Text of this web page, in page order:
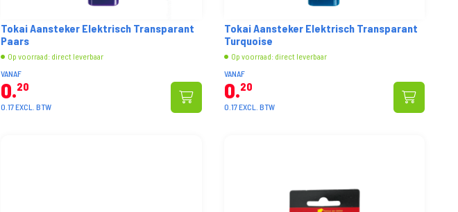
Tokai Aansteker Elektrisch Transparant
Paars
Op voorraad: direct leverbaar
VANAF
0 20
0.17 EXCL. BTW
Tokai Aansteker Elektrisch Transparant
Turquoise
Op voorraad: direct leverbaar
VANAF
0 20
0.17 EXCL. BTW